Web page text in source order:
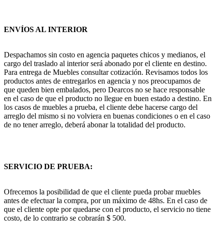
ENVÍOS AL INTERIOR
Despachamos sin costo en agencia paquetes chicos y medianos, el
cargo del traslado al interior será abonado por el cliente en destino.
Para entrega de Muebles consultar cotización. Revisamos todos los
productos antes de entregarlos en agencia y nos preocupamos de
que queden bien embalados, pero Dearcos no se hace responsable
en el caso de que el producto no llegue en buen estado a destino. En
los casos de muebles a prueba, el cliente debe hacerse cargo del
arreglo del mismo si no volviera en buenas condiciones o en el caso
de no tener arreglo, deberá abonar la totalidad del producto.
SERVICIO DE PRUEBA:
Ofrecemos la posibilidad de que el cliente pueda probar muebles
antes de efectuar la compra, por un máximo de 48hs. En el caso de
que el cliente opte por quedarse con el producto, el servicio no tiene
costo, de lo contrario se cobrarán $ 500.